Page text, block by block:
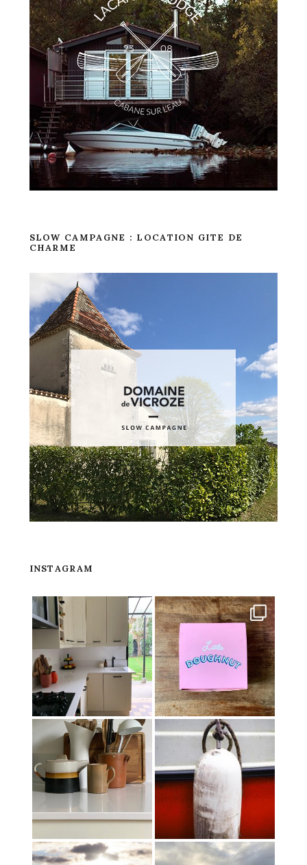
SLOW CAMPAGNE : LOCATION GITE DE
CHARME
INSTAGRAM